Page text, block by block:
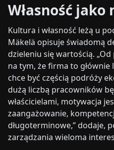
Własność
Kultura i własność leżą u
Mäkelä opisuje świadomą
dzieleniu się wartością. „Od
na tym, że firma to głównie
chce być częścią podróży
dużą liczbą pracowników
właścicielami, motywacja
zaangażowanie,
długoterminowe,” dodaje,
zarządzania wieloma